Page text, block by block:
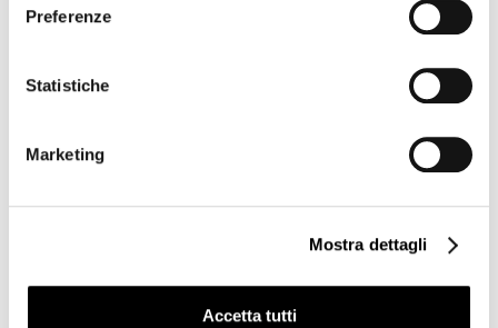
Preferenze
Statistiche
Marketing
Mostra dettagli
Accetta tutti
sviluppato internamente.
trovi maggiori informazioni su questo servizio.